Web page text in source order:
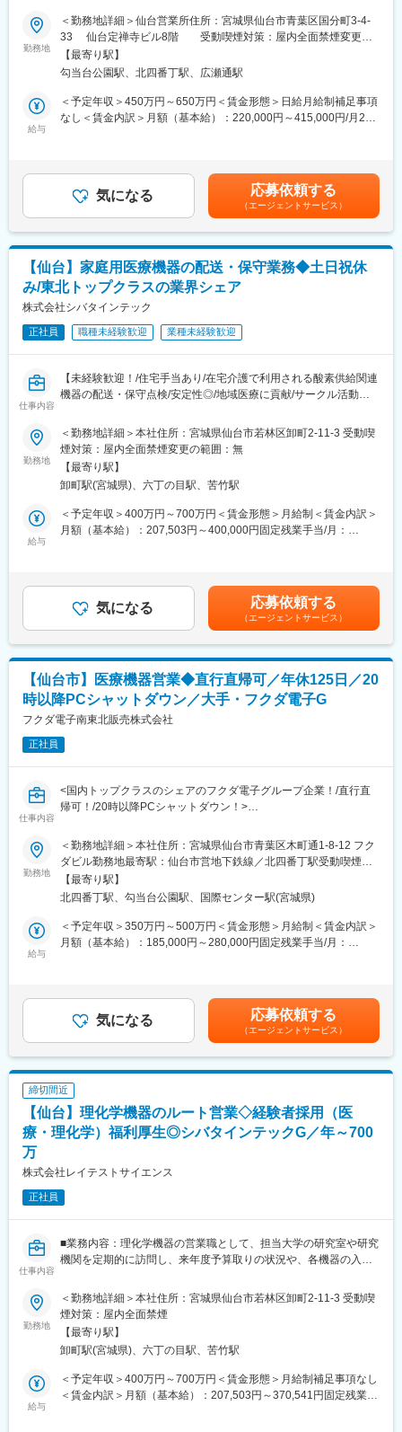
【キャリアパス】
志向や適性に応じて、同一拠点で専門性を高めるキャリアのほ
か、職種・勤務地変更を伴うキャリア形成も可能です。
東京本社・大阪本社のみの職種もあり、将来的に営業以外の職種
【働き方】
【当社の魅力】
◎創業1916年、歯科医療業界No.1の総合商社
グループ従業員数約2,000名。全国44拠点と約200店の販売代理店
網を有し、海外60カ国以上へ製品・サービスを展開しています。
◎安定した業績と社員還元
2021年・2022年には過去最高売上を更新。2021年の人事制度改
定以降、給与原資の増額や2023～2025年のベースアップを実施す
るなど、生産性向上の成果を社員へ還元する制度づくりを進めて
います。
■概要
即戦力としてご活躍いただける方はもちろん、将来の中核人材と
して成長いただける方まで、幅広く募集します。
また、当社は複数の診療科へ提案するマルチセールスを前提とし
た営業スタイルです。顧客課題に応じた提案力を高めながら、営
業としての市場価値を高めることができます。
・医師・医療従事者との関係構築
・手術立ち会い・技術サポート
■入社後の流れ
入社後は約3週間の研修を通じて、製品知識や医療業界の基礎を体
系的に習得いただきます。業界未経験の方でも安心してスタート
できる環境です。
その後はご経験や習熟度に応じてOJTを実施し、先輩社員との同
行や実務を通じて理解を深めながら、段階的に担当をお任せして
いきます。
ご経験をお持ちの方には、早期に裁量を持ってご活躍いただくこ
とも可能です。
変更の範囲：会社の定める業務
勤務地
＜勤務地詳細＞仙台営業所住所：宮城県仙台市青葉区国分町3-4-
33 仙台定禅寺ビル8階 受動喫煙対策：屋内全面禁煙変更の
範囲：会社の定める事業所
【最寄り駅】
勾当台公園駅、北四番丁駅、広瀬通駅
給与
＜予定年収＞450万円～650万円＜賃金形態＞日給月給制補足事項
なし＜賃金内訳＞月額（基本給）：220,000円～415,000円/月20
によって異なる■マルチセールス手当（試用期間終了後支給開始）
■インセンティブ制度■資格手当賃金はあくまでも目安の金額であ
り、選考を通じて上下する可能性があります。月給(月額)は固定手
当を含めた表記です。
気になる 応募依頼する
（エージェントサービス）
【仙台】家庭用医療機器の配送・保守業務◆土日祝休
み/東北トップクラスの業界シェア
株式会社シバタインテック
正社員 職種未経験歓迎 業種未経験歓迎
仕事内容
【未経験歓迎！/住宅手当あり/在宅介護で利用される酸素供給関連
機器の配送・保守点検/安定性◎/地域医療に貢献/サークル活動も
■業務内容
東北地方で医療用品の専門商社としてトップクラスの実績を誇る
同社にて、在宅酸素療法設置回収業務をお任せします。
医療機関の委託を受けて患者宅や介護施設に酸素濃縮装置や酸素
ボンベを配送・設置し、操作説明や安全管理を行う仕事です。
■業務詳細
・説明業務：患者・家族・介護スタッフに操作方法、注意点、緊
急時対応を丁寧に説明。
・保守点検：定期的な機器の保守・点検を実施し、正常な使用状
送。
・トラブル対応：機器故障や不具合発生時の迅速な対応。
・回収業務：患者が機器を離脱した際の機器・ボンベ回収。
利用者様のご家庭に直接訪問する仕事のため、患者様やご家族に
対し誠実で丁寧な対応が求められます。
また、安全意識と責任感を持ち、医療事故防止に努めることが重
要です。
■育成体制
有）、メーカー勉強会など有。
・お客様のご家庭訪問時には先輩社員が慣れるまで同行するた
め、安心して挑戦できる環境です。
・医薬品、医療機器、事務用品等をそれぞれ取り扱う専業商社が
多い中で、同社は薬以外の病院における「すべて」を提案する総
・医療業界は私たちの生活に無くてはならない非常に社会的意義
の高い業界で、コロナ禍においても安定した業績を残していま
す。地域に根付いた事業運営をしており、今後も安定した成長が
見込めます。
変更の範囲：会社の定める業務
勤務地
＜勤務地詳細＞本社住所：宮城県仙台市若林区卸町2-11-3 受動喫
煙対策：屋内全面禁煙変更の範囲：無
【最寄り駅】
卸町駅(宮城県)、六丁の目駅、苦竹駅
給与
＜予定年収＞400万円～700万円＜賃金形態＞月給制＜賃金内訳＞
月額（基本給）：207,503円～400,000円固定残業手当/月：
年収はあくまでも目安の金額であり、選考を通じて上下する可能
性があります。※固定残業金額は給与によって異なります。■昇
給：年1回■賞与：年2回（昨年実績：3カ月以上）賃金はあくまで
も目安の金額であり、選考を通じて上下する可能性があります。
月給(月額)は固定手当を含めた表記です。
気になる 応募依頼する
（エージェントサービス）
【仙台市】医療機器営業◆直行直帰可／年休125日／20
時以降PCシャットダウン／大手・フクダ電子G
フクダ電子南東北販売株式会社
正社員
仕事内容
<国内トップクラスのシェアのフクダ電子グループ企業！/直行直
帰可！/20時以降PCシャットダウン！>
等の提案営業を行います。フクダ電子製品の、東北地域でのシェ
ア拡大を目指し、提案営業をお任せ致します。
■業務内容
仙台本社では30～40代のメンバーが在籍しています。大学病院や
国公立病院、開業医、クリニックに対し同社の医療機器の提案を
行います。ドクターや研究者のニーズをヒアリングし、マッチし
うメーカーの商材を提案することもございます。金額の大きいも
のになると億をこえる場合もあります。担当病院はエリア制とな
っています。社内では、病院担当と開業医・クリニック担当のチ
■入社後の研修・教育体制について
入社後2週間程度は社内制度および業務理解、取扱製品について学
ぶ導入研修（業界における営業スタイル含め教えます）がありま
す。現場配属後3カ月間はOJTを行います。予算は設定されず、既
製品研修や、月に2回程度の社内勉強会定期的に実施され、製品理
解や導入事例など営業活動において重要となる最新情報の習得フ
■働き方改善の取り組み：
・20時以降のPCシャットダウン
■フクダ電子南東北販売株式会社について
当社はフクダ電子の製品の専門商社として、心電計をはじめとす
る検査機器の製造販売や人工呼吸器などの治療装置、AEDの普及
などを主な役割としています。フクダ電子は1948年創業の医療機
器専門メーカーです。心電計をはじめ、検査機器や治療機器およ
び、在宅医療やAED事業なども展開しています。日本国内ではト
勤務地
＜勤務地詳細＞本社住所：宮城県仙台市青葉区木町通1-8-12 フク
ダビル勤務地最寄駅：仙台市営地下鉄線／北四番丁駅受動喫煙対
策：屋内喫煙可能場所あり
【最寄り駅】
北四番丁駅、勾当台公園駅、国際センター駅(宮城県)
給与
＜予定年収＞350万円～500万円＜賃金形態＞月給制＜賃金内訳＞
月額（基本給）：185,000円～280,000円固定残業手当/月：
年収は予定年収であり、前後する可能性がございます。・給与 月
給（一律手当含）・販売奨励金（四半期毎）・昇給：年1回(4月)
・賞与：年2回(7、12月) 賃金はあくまでも目安の金額であり、選
考を通じて上下する可能性があります。月給(月額)は固定手当を含
めた表記です。
気になる 応募依頼する
（エージェントサービス）
締切間近
【仙台】理化学機器のルート営業◇経験者採用（医
療・理化学）福利厚生◎シバタインテックG／年～700
万
株式会社レイテストサイエンス
正社員
仕事内容
■業務内容：理化学機器の営業職として、担当大学の研究室や研究
機関を定期的に訪問し、来年度予算取りの状況や、各機器の入れ
を提案頂くルート営業となります。
◆顧客：科学研究・科学分析に携わる大学及び研究室、試験研究
機関、一部医療機関、民間企業等
◆商材・提案内容：材料・試薬・機器のご提案や装置のアフター
メンテナンス。新規研究室・試験室の立ち上げ等、研究・試験に
関わるトータルコーディネイト。
■入社後の流れ：入社時の導入研修に加え、3か月～最大1年程度
勤務地
＜勤務地詳細＞本社住所：宮城県仙台市若林区卸町2-11-3 受動喫
煙対策：屋内全面禁煙
【最寄り駅】
卸町駅(宮城県)、六丁の目駅、苦竹駅
給与
＜予定年収＞400万円～700万円＜賃金形態＞月給制補足事項なし
＜賃金内訳＞月額（基本給）：207,503円～370,541円固定残業手